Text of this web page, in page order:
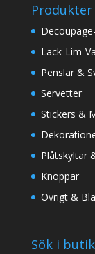
Produkter
Lack-Lim-
Penslar &
Servetter
Stickers &
Plåtskyltar
Knoppar
Övrigt &
Sök i